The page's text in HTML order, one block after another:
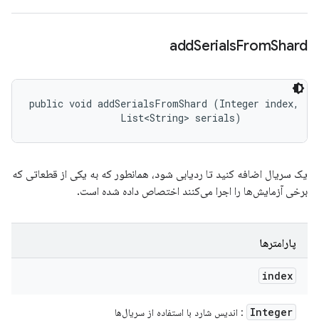
addSerialsFromShard
public void addSerialsFromShard (Integer index,
                List<String> serials)
یک سریال اضافه کنید تا ردیابی شود، همانطور که به یکی از قطعاتی که
برخی آزمایش‌ها را اجرا می‌کنند اختصاص داده شده است.
پارامترها
index
Integer : اندیس شارد با استفاده از سریال‌ها